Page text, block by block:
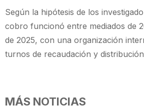
Según la hipótesis de los
cobro funcionó entre mediados de
de 2025, con una organización
turnos de recaudación y
MÁS NOTICIAS